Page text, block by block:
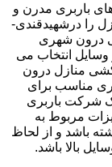
باربری مدرن و
را درشهیدقندی-
درون شهری
وسایل انتخاب می
منازل درون
مناسب برای
شرکت باربری
مربوط به
باشد و از لحاظ
بالا باشد.